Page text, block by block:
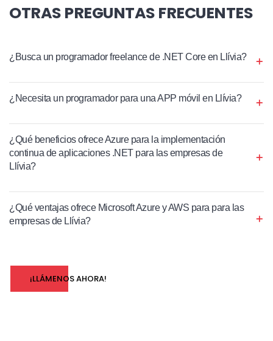
OTRAS PREGUNTAS FRECUENTES
¿Busca un programador freelance de .NET Core en Llívia?
¿Necesita un programador para una APP móvil en Llívia?
¿Qué beneficios ofrece Azure para la implementación
continua de aplicaciones .NET para las empresas de
Llívia?
¿Qué ventajas ofrece Microsoft Azure y AWS para para las
empresas de Llívia?
¡LLÁMENOS AHORA!